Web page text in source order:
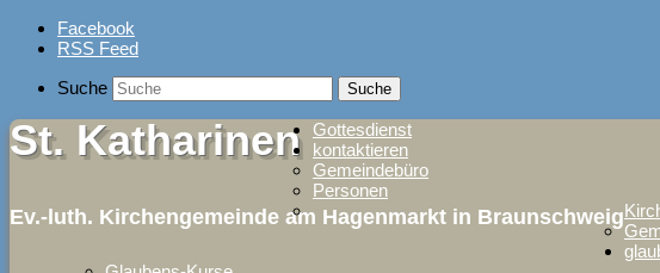
Skip
Facebook
RSS Feed
Suche
St. Katharinen
Ev.-luth. Kirchengemeinde am Hagenmarkt in Braunschweig
Gottesdienst
kontaktieren
Gemeindebüro
Personen